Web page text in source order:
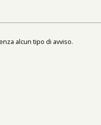
alcun tipo di avviso.